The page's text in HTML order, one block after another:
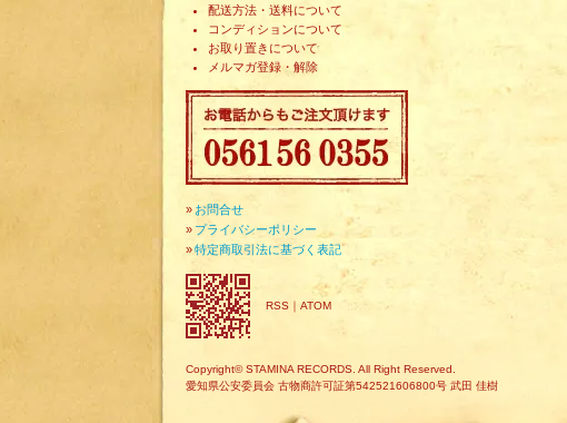
配送方法・送料について
コンディションについて
お取り置きについて
メルマガ登録・解除
» お問合せ
» プライバシーポリシー
»特定商取引法に基づく表記
RSS ｜ ATOM
Copyright© STAMINA RECORDS. All Right Reserved.
愛知県公安委員会 古物商許可証第542521606800号 武田 佳樹